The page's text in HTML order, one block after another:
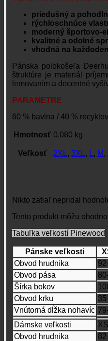
priedušný a
rýchloschnúce
moderný športovo-
kvalitné a odolné
vhodná na
Pánska polokošeľa
štruktúre je materiál
lemovaním a decentné
PARAMETRE
60 % bavlna / 40 %
Hmotnosť 0,080 kg
Veľkosť 2XL,3XL, L, M,
Nikto zatiaľ nepridal
Tento produkt môžu
Tabuľka veľkostí Pinewood
Pánske veľkosti
Obvod hrudníka
Obvod pása
Šírka bokov
Obvod krku
Vnútorná dĺžka nohavíc
Dámske veľkosti
Obvod hrudníka